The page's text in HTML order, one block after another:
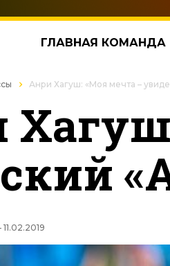
ГЛАВНАЯ КОМАНДА
Анри Хагуш: «Моя мечта –